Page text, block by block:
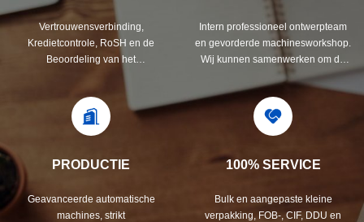
Vertrouwensverbinding,
Kredietcontrole, RoSH en de
Beoordeling van het
kwaliteitscontrole en professioneel
testlaboratorium.
Intern professioneel ontwerpteam
en gevorderde machinesworkshop.
Wij kunnen samenwerken om de
producten te ontwikkelen u wenst.
PRODUCTIE
Geavanceerde automatische
machines, strikt
100% SERVICE
Bulk en aangepaste kleine
verpakking, FOB-, CIF, DDU en